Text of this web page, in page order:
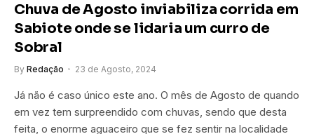
Chuva de Agosto inviabiliza corrida em
Sabiote onde se lidaria um curro de
Sobral
By Redação 23 de Agosto, 2024
Já não é caso único este ano. O mês de Agosto de quando
em vez tem surpreendido com chuvas, sendo que desta
feita, o enorme aguaceiro que se fez sentir na localidade